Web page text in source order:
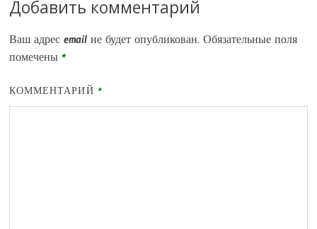
Добавить комментарий
Ваш адрес email не будет опубликован. Обязательные поля
помечены*
КОММЕНТАРИЙ *